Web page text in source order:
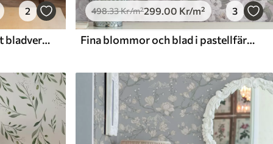
2
Delikat rosa-persikofärgat bladverk med en mjuk färgskimmer
498.33Kr/m²299.00 Kr/m² 3
Fina blommor och blad i pastellfärger